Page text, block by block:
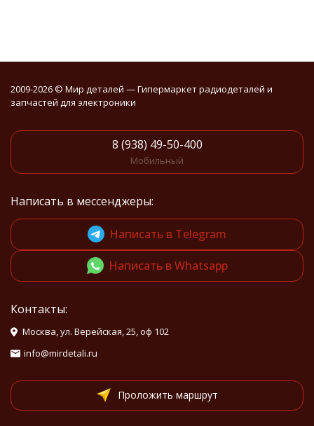
2009-2026 © Мир деталей — Гипермаркет радиодеталей и
запчастей для электроники
8 (938) 49-50-400
Мобильный
Написать в мессенджеры:
Написать в Telegram
Написать в Whatsapp
Контакты:
Москва, ул. Верейская, 25, оф 102
info@mirdetali.ru
Проложить маршрут